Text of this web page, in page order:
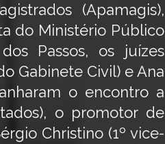
(Apamagis),
do Ministério Público
Passos, os juízes
Gabinete Civil) e Ana
o encontro a
o promotor de
Christino (1º vice-